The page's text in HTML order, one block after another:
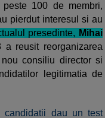
100 de membri,
pierdut interesul si au
presedinte, Mihai
reusit reorganizarea
consiliu director si
legitimatia de
candidatii dau un test